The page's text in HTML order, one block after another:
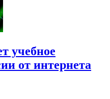
учебное
от интернета